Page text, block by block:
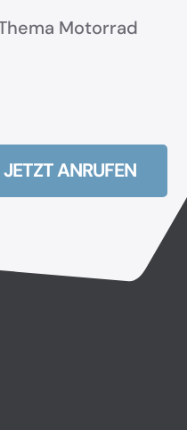
Motorrad
JETZT ANRUFEN